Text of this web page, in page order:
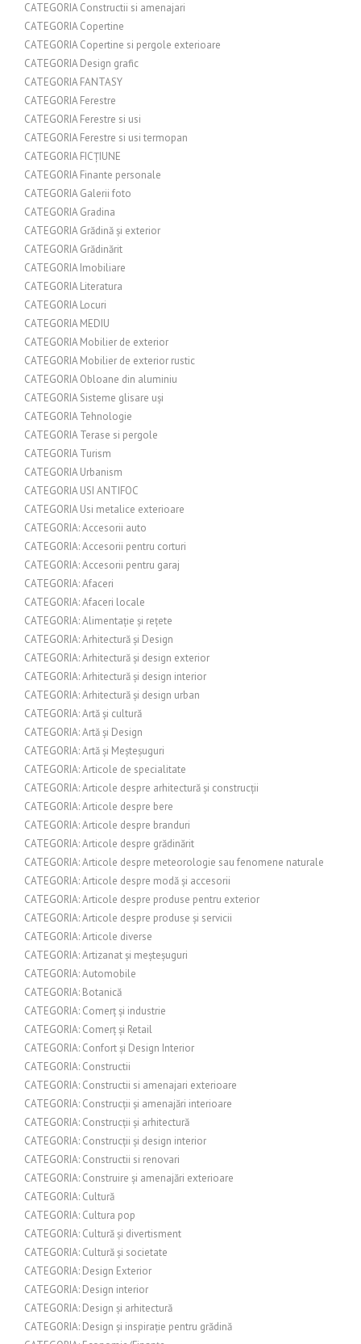
CATEGORIA Constructii si amenajari
CATEGORIA Copertine
CATEGORIA Copertine si pergole exterioare
CATEGORIA Design grafic
CATEGORIA FANTASY
CATEGORIA Ferestre
CATEGORIA Ferestre si usi
CATEGORIA Ferestre si usi termopan
CATEGORIA FICȚIUNE
CATEGORIA Finante personale
CATEGORIA Galerii foto
CATEGORIA Gradina
CATEGORIA Grădină și exterior
CATEGORIA Grădinărit
CATEGORIA Imobiliare
CATEGORIA Literatura
CATEGORIA Locuri
CATEGORIA MEDIU
CATEGORIA Mobilier de exterior
CATEGORIA Mobilier de exterior rustic
CATEGORIA Obloane din aluminiu
CATEGORIA Sisteme glisare uși
CATEGORIA Tehnologie
CATEGORIA Terase si pergole
CATEGORIA Turism
CATEGORIA Urbanism
CATEGORIA USI ANTIFOC
CATEGORIA Usi metalice exterioare
CATEGORIA: Accesorii auto
CATEGORIA: Accesorii pentru corturi
CATEGORIA: Accesorii pentru garaj
CATEGORIA: Afaceri
CATEGORIA: Afaceri locale
CATEGORIA: Alimentație și rețete
CATEGORIA: Arhitectură și Design
CATEGORIA: Arhitectură și design exterior
CATEGORIA: Arhitectură și design interior
CATEGORIA: Arhitectură și design urban
CATEGORIA: Artă și cultură
CATEGORIA: Artă și Design
CATEGORIA: Artă și Meșteșuguri
CATEGORIA: Articole de specialitate
CATEGORIA: Articole despre arhitectură și construcții
CATEGORIA: Articole despre bere
CATEGORIA: Articole despre branduri
CATEGORIA: Articole despre grădinărit
CATEGORIA: Articole despre meteorologie sau fenomene naturale
CATEGORIA: Articole despre modă și accesorii
CATEGORIA: Articole despre produse pentru exterior
CATEGORIA: Articole despre produse și servicii
CATEGORIA: Articole diverse
CATEGORIA: Artizanat și meșteșuguri
CATEGORIA: Automobile
CATEGORIA: Botanică
CATEGORIA: Comerț și industrie
CATEGORIA: Comerț și Retail
CATEGORIA: Confort și Design Interior
CATEGORIA: Constructii
CATEGORIA: Constructii si amenajari exterioare
CATEGORIA: Construcții și amenajări interioare
CATEGORIA: Construcții și arhitectură
CATEGORIA: Construcții și design interior
CATEGORIA: Constructii si renovari
CATEGORIA: Construire și amenajări exterioare
CATEGORIA: Cultură
CATEGORIA: Cultura pop
CATEGORIA: Cultură și divertisment
CATEGORIA: Cultură și societate
CATEGORIA: Design Exterior
CATEGORIA: Design interior
CATEGORIA: Design și arhitectură
CATEGORIA: Design și inspirație pentru grădină